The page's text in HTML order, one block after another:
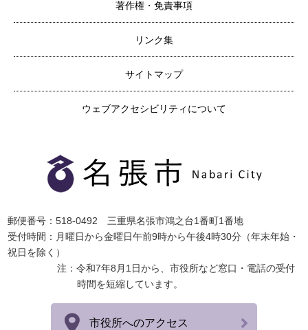
著作権・免責事項
リンク集
サイトマップ
ウェブアクセシビリティについて
郵便番号：518-0492 三重県名張市鴻之台1番町1番地
受付時間：月曜日から金曜日午前9時から午後4時30分（年末年始・
祝日を除く）
注：令和7年8月1日から、市役所など窓口・電話の受付
時間を短縮しています。
市役所へのアクセス